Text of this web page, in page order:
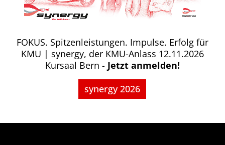
FOKUS. Spitzenleistungen. Impulse. Erfolg für
KMU | synergy, der KMU-Anlass 12.11.2026
Kursaal Bern - Jetzt anmelden!
synergy 2026